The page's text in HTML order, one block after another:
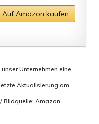
Auf Amazon kaufen
Unternehmen eine
Aktualisierung am
Bildquelle: Amazon